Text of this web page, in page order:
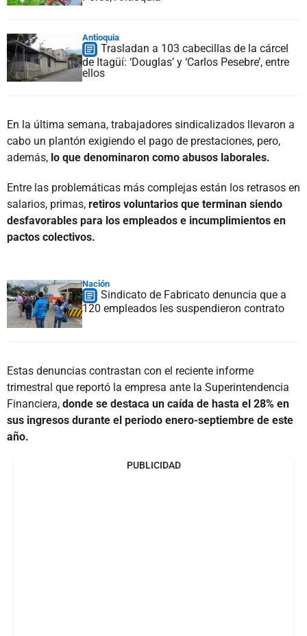
Antioquia
Trasladan a 103 cabecillas de la cárcel
de Itagüí: ‘Douglas’ y ‘Carlos Pesebre’, entre
ellos
En la última semana, trabajadores sindicalizados llevaron a
cabo un plantón exigiendo el pago de prestaciones, pero,
además, lo que denominaron como abusos laborales.
Entre las problemáticas más complejas están los retrasos en
salarios, primas, retiros voluntarios que terminan siendo
desfavorables para los empleados e incumplimientos en
pactos colectivos.
Nación
Sindicato de Fabricato denuncia que a
120 empleados les suspendieron contrato
Estas denuncias contrastan con el reciente informe
trimestral que reportó la empresa ante la Superintendencia
Financiera, donde se destaca un caída de hasta el 28% en
sus ingresos durante el periodo enero-septiembre de este
año.
PUBLICIDAD